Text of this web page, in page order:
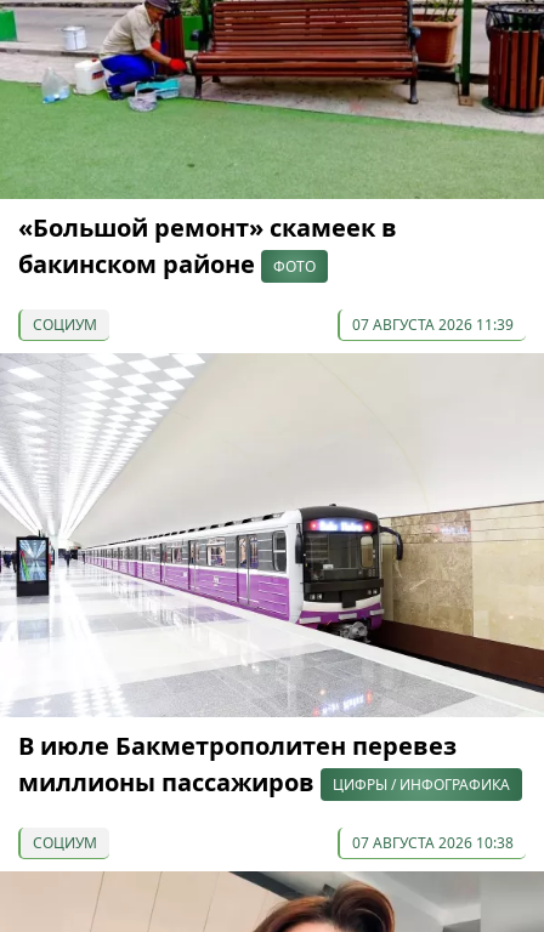
«Большой ремонт» скамеек в
бакинском районе
ФОТО
СОЦИУМ 07 АВГУСТА 2026 11:39
В июле Бакметрополитен перевез
миллионы пассажиров
ЦИФРЫ / ИНФОГРАФИКА
СОЦИУМ 07 АВГУСТА 2026 10:38